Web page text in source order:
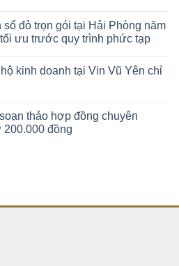
sổ đỏ trọn gói tại Hải Phòng năm
ưu trước quy trình phức tạp
kinh doanh tại Vin Vũ Yên chỉ
thảo hợp đồng chuyên
200.000 đồng